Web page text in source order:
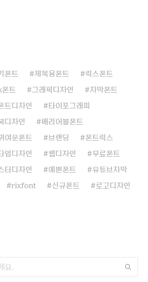
니다. 1. 알맞은
, 두 가지로 구분
폰트 제목용폰트 릭스폰트
폰트 그래픽디자인 자막폰트
트디자인 타이포그래피
디자인 배리어블폰트
여운폰트 브랜딩 폰트릭스
입디자인 웹디자인 무료폰트
터디자인 예쁜폰트 유튜브자막
rixfont 신규폰트 로고디자인